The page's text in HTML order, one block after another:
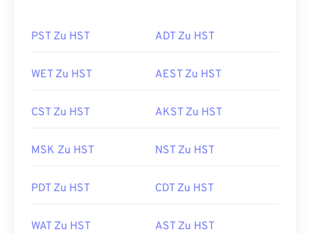
PST Zu HST ADT Zu HST
WET Zu HST AEST Zu HST
CST Zu HST AKST Zu HST
MSK Zu HST NST Zu HST
PDT Zu HST CDT Zu HST
WAT Zu HST AST Zu HST